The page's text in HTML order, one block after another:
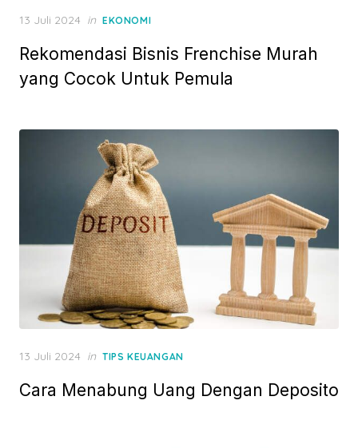
P
s
e
13 Juli 2024 in EKONOMI
Rekomendasi Bisnis Frenchise Murah
yang Cocok Untuk Pemula
P
s
13 Juli 2024 in TIPS KEUANGAN
Cara Menabung Uang Dengan Deposito